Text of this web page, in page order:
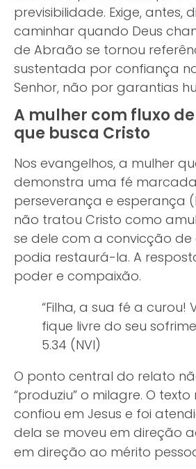
previsibilidade. Exige, antes,
caminhar quando Deus
de Abraão se tornou
sustentada por confiança
Senhor, não por garantias
A mulher com fluxo
que busca Cristo
Nos evangelhos, a mulher
demonstra uma fé
perseverança e esperança
não tratou Cristo como
se dele com a convicção
podia restaurá-la. A
poder e compaixão.
“Filha, a sua fé a curou!
fique livre do seu
5.34 (NVI)
O ponto central do relato
“produziu” o milagre. O
confiou em Jesus e foi
dela se moveu em direção
em direção ao mérito